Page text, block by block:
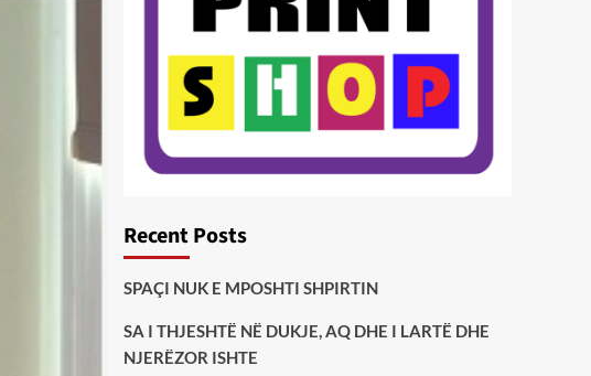
Recent Posts
SPAÇI NUK E MPOSHTI SHPIRTIN
SA I THJESHTË NË DUKJE, AQ DHE I LARTË DHE
NJERËZOR ISHTE